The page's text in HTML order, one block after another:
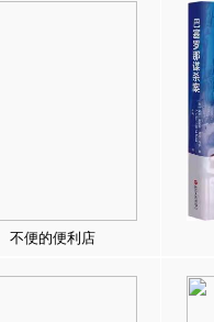
不便的便利店